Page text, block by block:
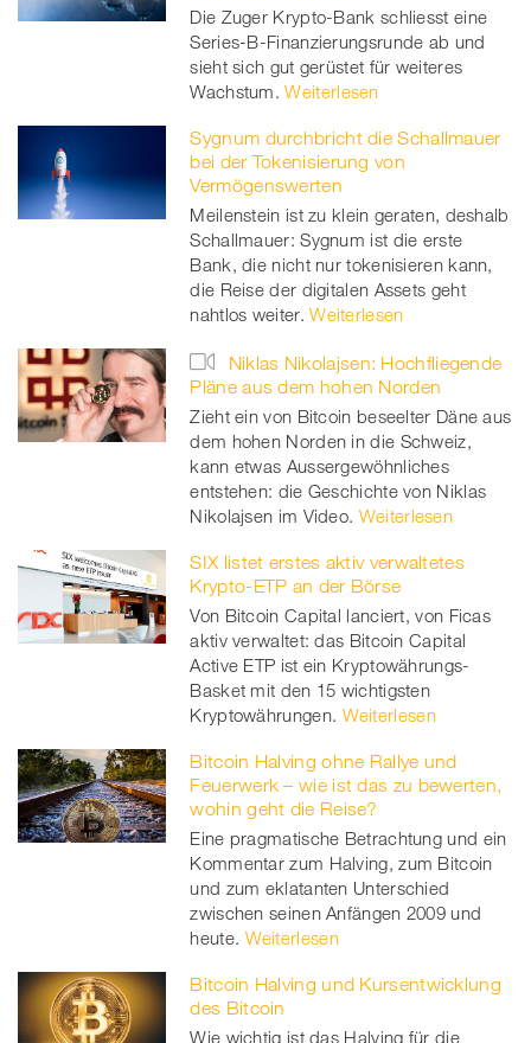
Die Zuger Krypto-Bank schliesst eine
Series-B-Finanzierungsrunde ab und
sieht sich gut gerüstet für weiteres
Wachstum. Weiterlesen
Sygnum durchbricht die Schallmauer
bei der Tokenisierung von
Vermögenswerten
Meilenstein ist zu klein geraten, deshalb
Schallmauer: Sygnum ist die erste
Bank, die nicht nur tokenisieren kann,
die Reise der digitalen Assets geht
nahtlos weiter. Weiterlesen
Niklas Nikolajsen: Hochfliegende
Pläne aus dem hohen Norden
Zieht ein von Bitcoin beseelter Däne aus
dem hohen Norden in die Schweiz,
kann etwas Aussergewöhnliches
entstehen: die Geschichte von Niklas
Nikolajsen im Video. Weiterlesen
SIX listet erstes aktiv verwaltetes
Krypto-ETP an der Börse
Von Bitcoin Capital lanciert, von Ficas
aktiv verwaltet: das Bitcoin Capital
Active ETP ist ein Kryptowährungs-
Basket mit den 15 wichtigsten
Kryptowährungen. Weiterlesen
Bitcoin Halving ohne Rallye und
Feuerwerk – wie ist das zu bewerten,
wohin geht die Reise?
Eine pragmatische Betrachtung und ein
Kommentar zum Halving, zum Bitcoin
und zum eklatanten Unterschied
zwischen seinen Anfängen 2009 und
heute. Weiterlesen
Bitcoin Halving und Kursentwicklung
des Bitcoin
Wie wichtig ist das Halving für die